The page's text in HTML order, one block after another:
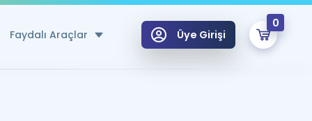
Faydalı Araçlar Üye Girişi
0